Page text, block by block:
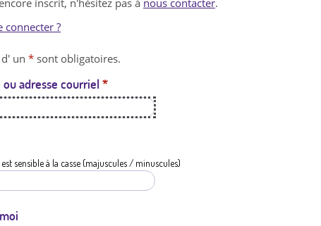
n
l
e
connecter ?
un * sont obligatoires.
adresse courriel *
sensible à la casse (majuscules / minuscules)